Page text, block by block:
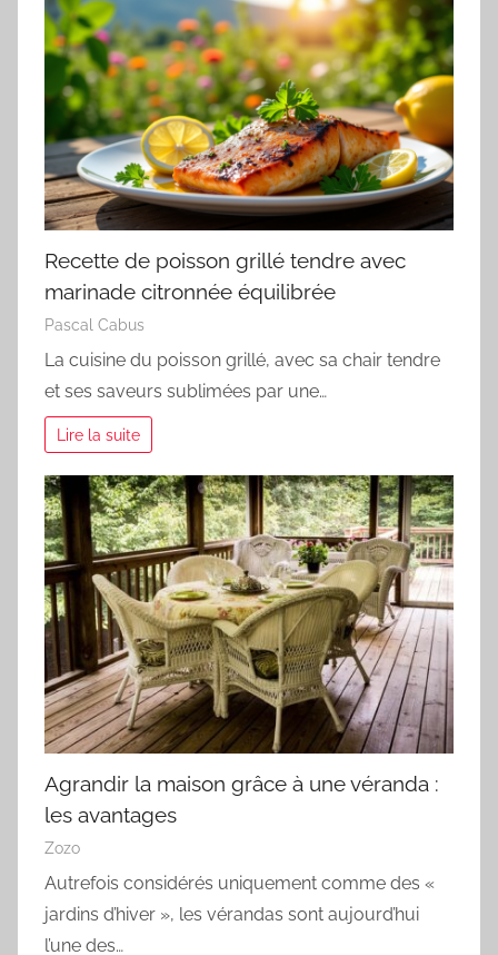
Recette de poisson grillé tendre avec
marinade citronnée équilibrée
Pascal Cabus
La cuisine du poisson grillé, avec sa chair tendre
et ses saveurs sublimées par une…
Lire la suite
Agrandir la maison grâce à une véranda :
les avantages
Zozo
Autrefois considérés uniquement comme des «
jardins d’hiver », les vérandas sont aujourd’hui
l’une des…